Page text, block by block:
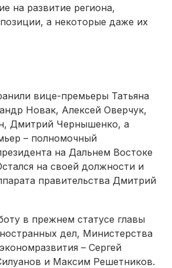
на развитие региона,
а некоторые даже их
вице-премьеры Татьяна
Новак, Алексей Оверчук,
Дмитрий Чернышенко, а
– полномочный
на Дальнем Востоке
на своей должности и
правительства Дмитрий
в прежнем статусе главы
дел, Министерства
– Сергей
и Максим Решетников.